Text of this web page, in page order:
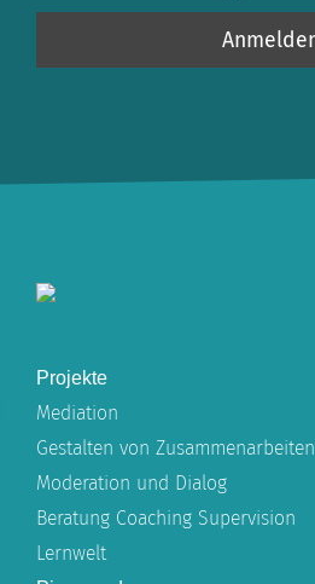
Projekte
Mediation
Gestalten von Zusammenarbeiten
Moderation und Dialog
Beratung Coaching Supervision
Lernwelt